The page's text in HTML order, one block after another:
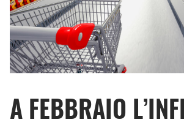
A FEBBRAIO